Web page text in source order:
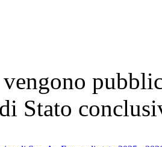
Stato